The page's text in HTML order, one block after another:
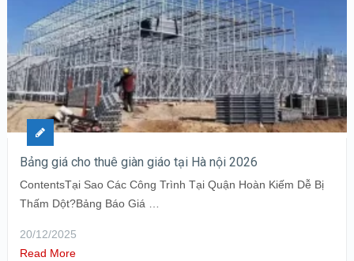
Bảng giá cho thuê giàn giáo tại Hà nội 2026
ContentsTại Sao Các Công Trình Tại Quận Hoàn Kiếm Dễ Bị
Thấm Dột?Bảng Báo Giá …
20/12/2025
Read More